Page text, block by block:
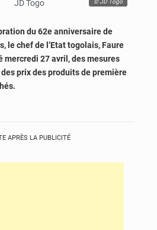
© JD Togo
du 62e anniversaire de
le chef de l’Etat togolais, Faure
mercredi 27 avril, des mesures
prix des produits de première
APRÈS LA PUBLICITÉ